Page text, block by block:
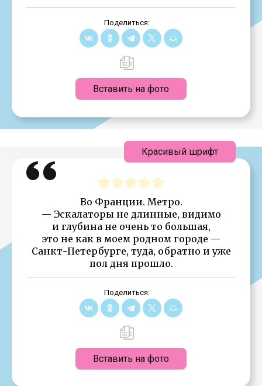
Поделиться:
Вставить на фото
Во Франции. Метро.
— Эскалаторы не длинные, видимо
и глубина не очень то большая,
это не как в моем родном городе —
Санкт-Петербурге, туда, обратно и уже
пол дня прошло.
Поделиться:
Вставить на фото
Красивый шрифт